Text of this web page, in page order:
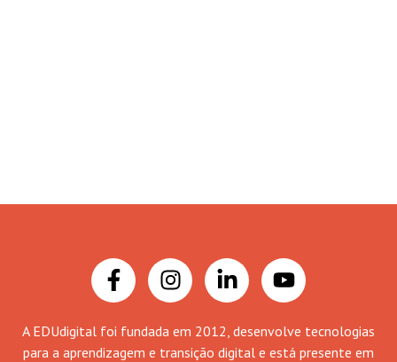
A EDUdigital foi fundada em 2012, desenvolve tecnologias
para a aprendizagem e transição digital e está presente em